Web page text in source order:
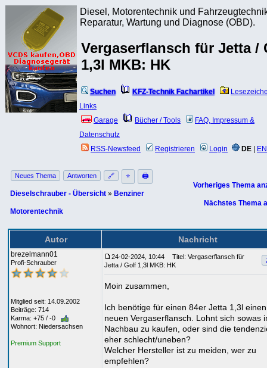
Diesel, Motorentechnik und
Reparatur, Wartung und Diagnose (OBD).
Vergaserflansch für Jetta /
1,3l MKB: HK
Suchen KFZ-Technik Fachartikel
Links
Garage
Bücher / Tools
FAQ, Impressum &
Datenschutz
RSS-Newsfeed
Registrieren Login DE EN
Neues Thema Antworten 🔗 ⭐ 🖨
Dieselschrauber - Übersicht » Benziner
Motorentechnik
Vorheriges Thema
Nächstes Thema
Autor Nachricht
brezelmann01
Profi-Schrauber
Mitglied seit: 14.09.2002
Beiträge: 714
Karma: +75 / -0
Wohnort: Niedersachsen
Premium Support
24-02-2024, 10:44
Titel: Vergaserflansch für
Jetta / Golf 1,3l MKB: HK
Moin zusammen,
Ich benötige für einen 84er Jetta 1,3l einen
neuen Vergaserflansch. Lohnt sich sowas
Nachbau zu kaufen, oder sind die
eher schlecht/uneben?
Welcher Hersteller ist zu meiden, wer zu
empfehlen?